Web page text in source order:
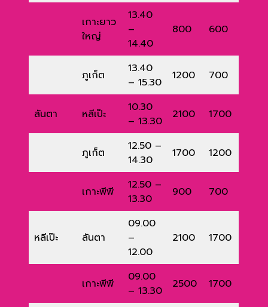
เกาะยาว
ใหญ่
13.40
–
14.40
800 600
ภูเก็ต
13.40
– 15.30
1200 700
ลันตา หลีเป๊ะ
10.30
– 13.30
2100 1700
ภูเก็ต
12.50 –
14.30
1700 1200
เกาะพีพี
12.50 –
13.30
900 700
หลีเป๊ะ ลันตา
09.00
–
12.00
2100 1700
เกาะพีพี
09.00
– 13.30
2500 1700